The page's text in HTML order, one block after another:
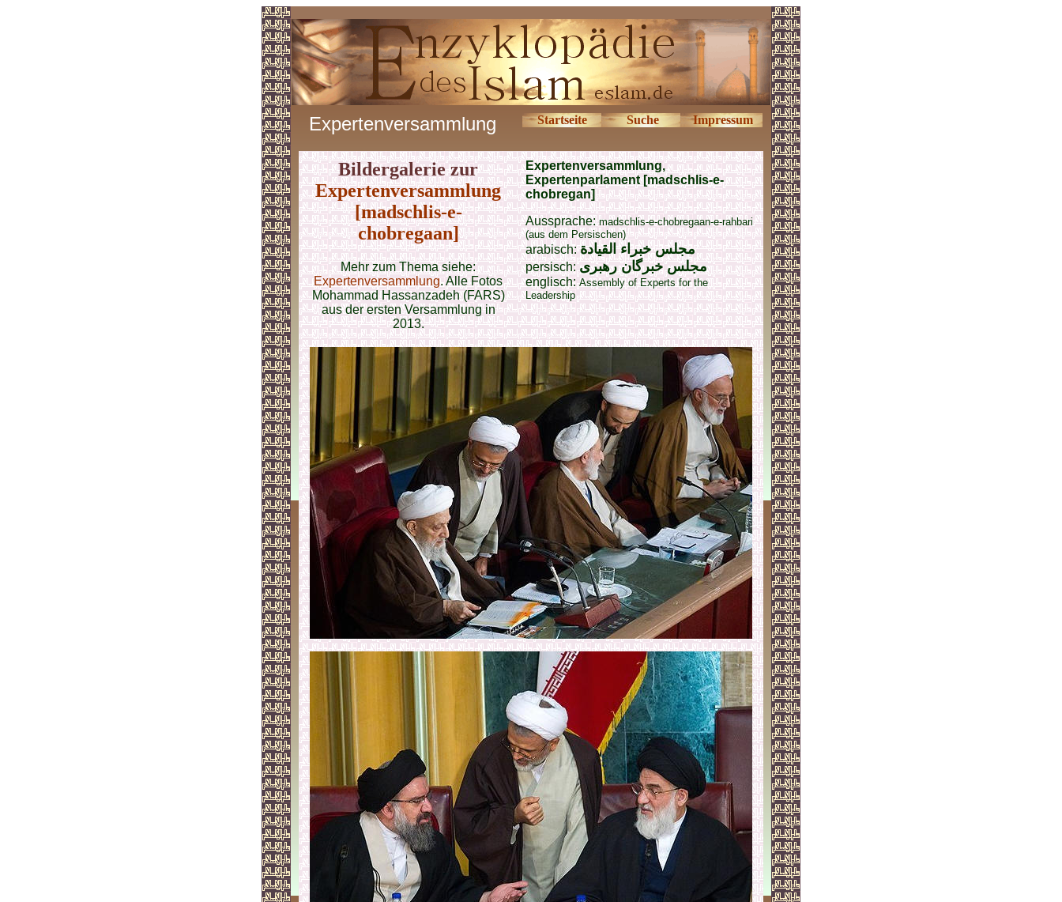
Expertenversammlung Startseite Suche Impressum
Bildergalerie zur
Expertenversammlung
[madschlis-e-
chobregaan]
Mehr zum Thema siehe:
Expertenversammlung. Alle Fotos
Mohammad Hassanzadeh (FARS)
aus der ersten Versammlung in
2013.
Expertenversammlung,
Expertenparlament [madschlis-e-
chobregan]
Aussprache:madschlis-e-chobregaan-e-rahbari
(aus dem Persischen)
arabisch:مجلس خبراء القيادة
persisch:مجلس خبرگان رهبری
englisch:Assembly of Experts for the
Leadership